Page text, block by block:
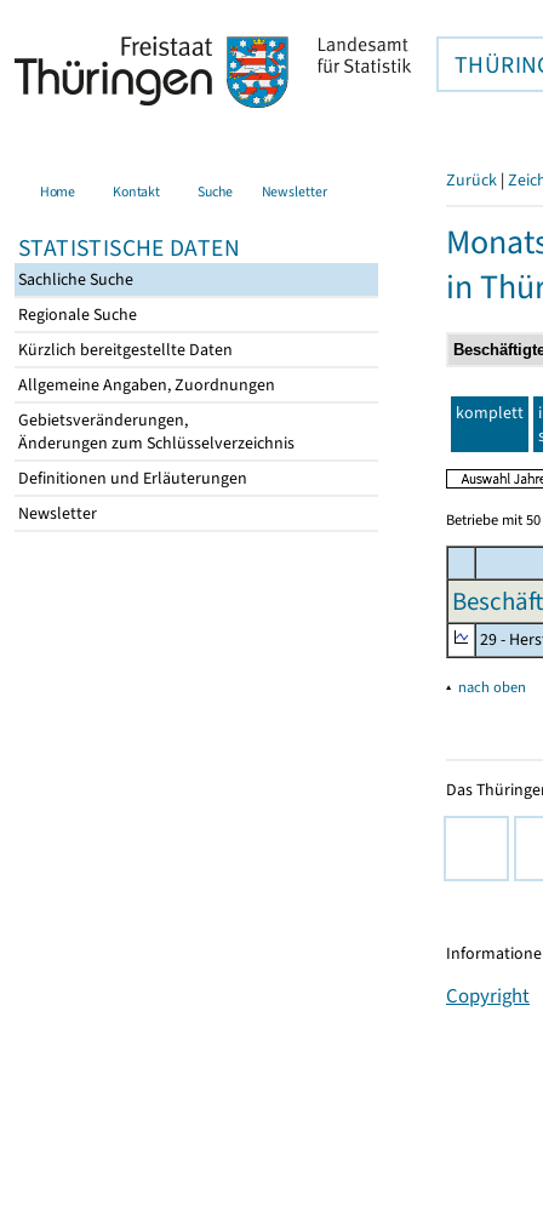
Home Kontakt Suche Newsletter
STATISTISCHE DATEN
Sachliche Suche
Regionale Suche
Kürzlich bereitgestellte Daten
Allgemeine Angaben, Zuordnungen
Gebietsveränderungen,
Änderungen zum Schlüsselverzeichnis
Definitionen und Erläuterungen
Newsletter
Zurück |
in
komplett
Betriebe mit
29 -
▴ nach oben
Das
Copyright